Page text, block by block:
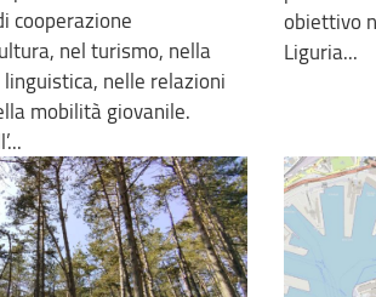
cooperazione
nel turismo, nella
nelle relazioni
mobilità giovanile.
obiettivo
Liguria...